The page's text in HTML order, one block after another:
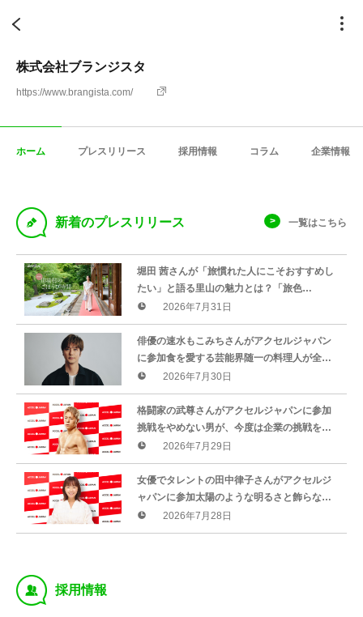
株式会社ブランジスタ
https://www.brangista.com/
ホーム プレスリリース 採用情報 コラム 企業情報
D 新着のプレスリリース 一覧はこちら
堀田 茜さんが「旅慣れた人にこそおすすめし
たい」と語る里山の魅力とは？「旅色
FOCAL」川場村特集公開
2026年7月31日
俳優の速水もこみちさんがアクセルジャパン
に参加食を愛する芸能界随一の料理人が全国
の中小企業を応援
2026年7月30日
格闘家の武尊さんがアクセルジャパンに参加
挑戦をやめない男が、今度は企業の挑戦を後
押し
2026年7月29日
女優でタレントの田中律子さんがアクセルジ
ャパンに参加太陽のような明るさと飾らない
魅力で全国の中小企業をサポート
2026年7月28日
‰ 採用情報